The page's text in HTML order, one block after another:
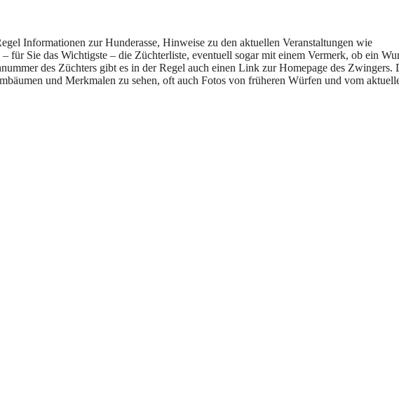
Informationen zur Hunderasse, Hinweise zu den aktuellen Veranstaltungen wie
für Sie das Wichtigste – die Züchterliste, eventuell sogar mit einem Vermerk, ob ein
des Züchters gibt es in der Regel auch einen Link zur Homepage des Zwingers.
und Merkmalen zu sehen, oft auch Fotos von früheren Würfen und vom